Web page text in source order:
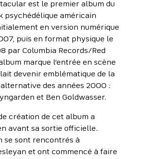
est le premier album du
psychédélique américain
en version numérique
puis en format physique le
par Columbia Records/Red
marque l’entrée en scène
devenir emblématique de la
des années 2000 :
et Ben Goldwasser.
création de cet album a
avant sa sortie officielle.
se sont rencontrés à
et ont commencé à faire